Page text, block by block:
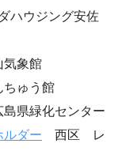
ウジング安佐
象館
ゅう館
県緑化センター
ルダー 西区 レ